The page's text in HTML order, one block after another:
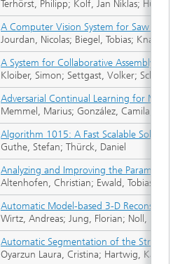
Terhörst, Philipp; Kolf, Jan Niklas; Huber,
A Computer Vision System for Saw Blade
Jourdan, Nicolas; Biegel, Tobias; Knauthe,
A System for Collaborative Assembly
Kloiber, Simon; Settgast, Volker; Schinko,
Adversarial Continual Learning for Multi-
Memmel, Marius; González, Camila;
Algorithm 1015: A Fast Scalable Solver for
Guthe, Stefan; Thürck, Daniel
Analyzing and Improving the
Altenhofen, Christian; Ewald, Tobias; Stork,
Automatic Model-based 3-D
Wirtz, Andreas; Jung, Florian; Noll,
Automatic Segmentation of the Structures
Oyarzun Laura, Cristina; Hartwig, Katrin;